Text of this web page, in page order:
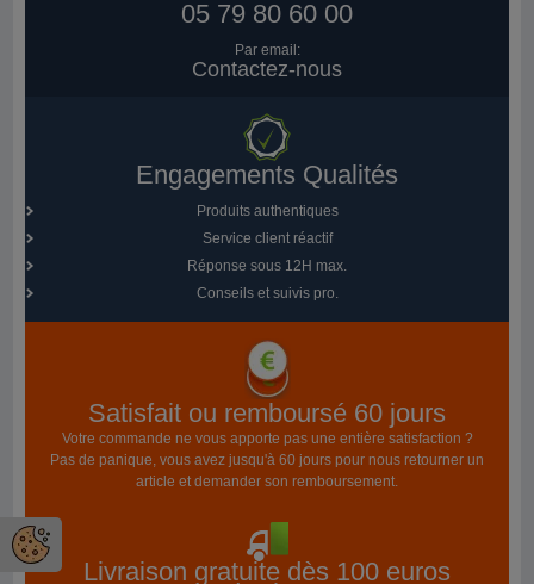
05 79 80 60 00
Par email:
Contactez-nous
Engagements Qualités
Produits authentiques
Service client réactif
Réponse sous 12H max.
Conseils et suivis pro.
Satisfait ou remboursé 60 jours
Votre commande ne vous apporte pas une entière satisfaction ?
Pas de panique, vous avez jusqu'à 60 jours pour nous retourner un
article et demander son remboursement.
Livraison gratuite dès 100 euros